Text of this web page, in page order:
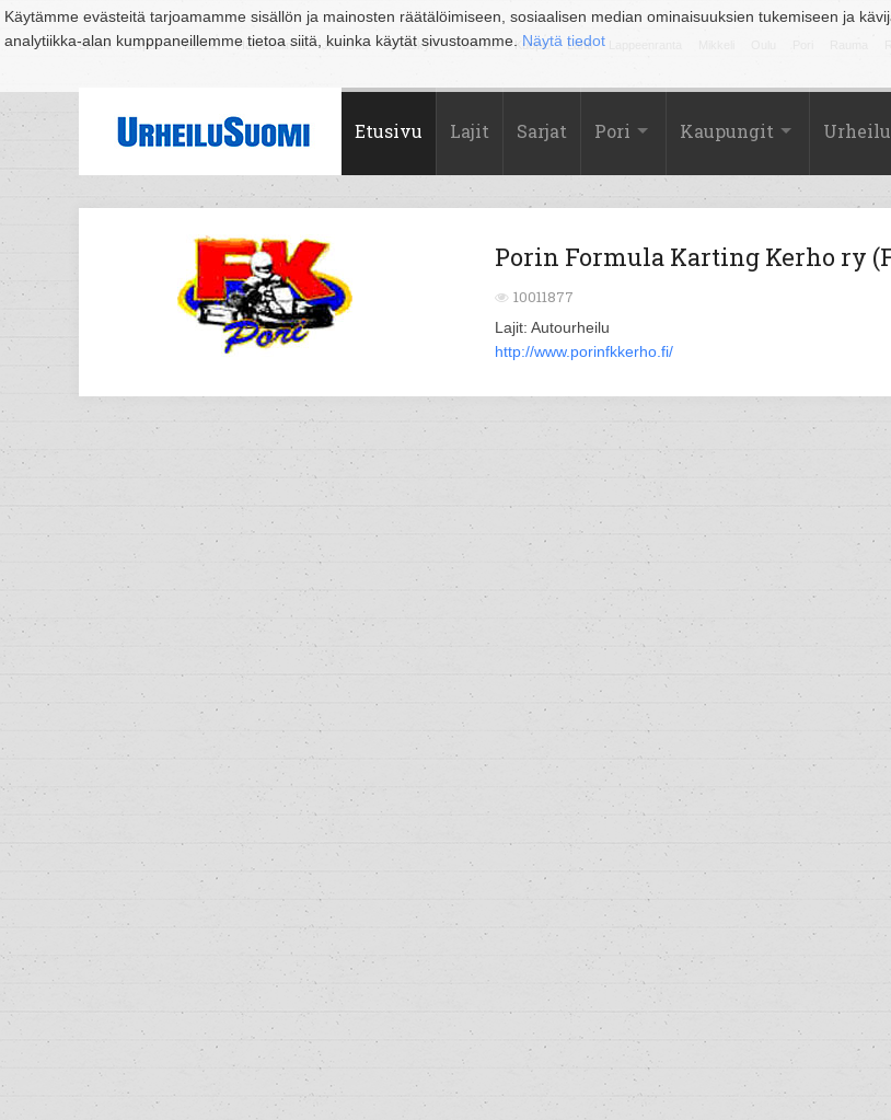
Käytämme evästeitä tarjoamamme sisällön ja mainosten räätälöimiseen, sosiaalisen median ominaisuuksien tukemiseen ja
analytiikka-alan kumppaneillemme tietoa siitä, kuinka käytät sivustoamme. Näytä tiedot
Suomi Espoo Helsinki Hämeenlinna Joensuu Jyväskylä Kouvola Kuopio Lahti
Etusivu Lajit Sarjat Pori Kaupungit
Porin Formula Karting Kerho ry
10011877
Lajit: Autourheilu
http://www.porinfkkerho.fi/